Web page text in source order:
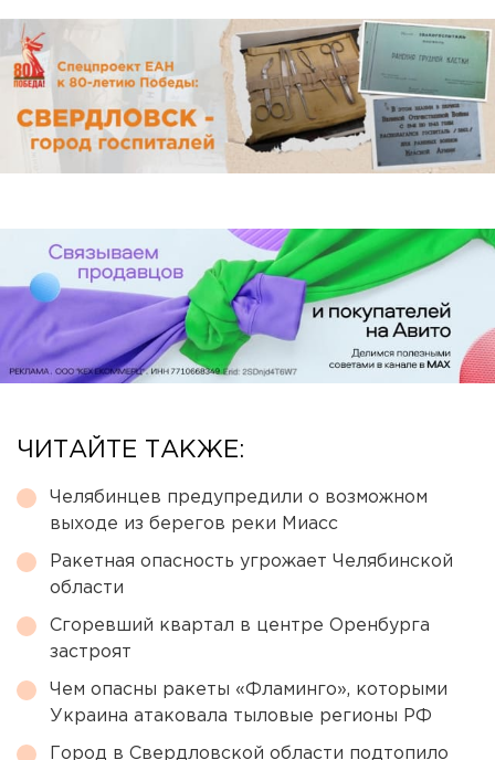
ЧИТАЙТЕ ТАКЖЕ:
Челябинцев предупредили о возможном
выходе из берегов реки Миасс
Ракетная опасность угрожает Челябинской
области
Сгоревший квартал в центре Оренбурга
застроят
Чем опасны ракеты «Фламинго», которыми
Украина атаковала тыловые регионы РФ
Город в Свердловской области подтопило